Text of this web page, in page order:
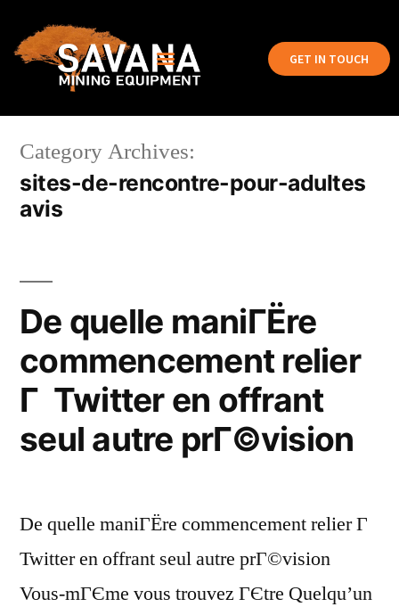
GET IN TOUCH
Category Archives:
sites-de-rencontre-pour-adultes
avis
De quelle maniГЁre
commencement relier
Г Twitter en offrant
seul autre prГ©vision
De quelle maniГЁre commencement relier Г
Twitter en offrant seul autre prГ©vision
Vous-mГЄme vous trouvez ГЄtre Quelqu’un